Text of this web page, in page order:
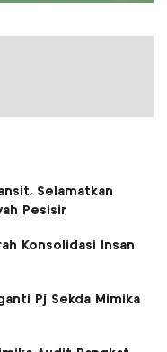
Selamatkan
Pesisir
Konsolidasi Insan
Pj Sekda Mimika